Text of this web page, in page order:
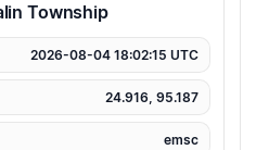
Township
2026-08-04 18:02:15 UTC
24.916, 95.187
emsc